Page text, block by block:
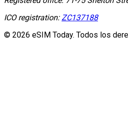
ICO registration: ZC137188
© 2026 eSIM Today. Todos los